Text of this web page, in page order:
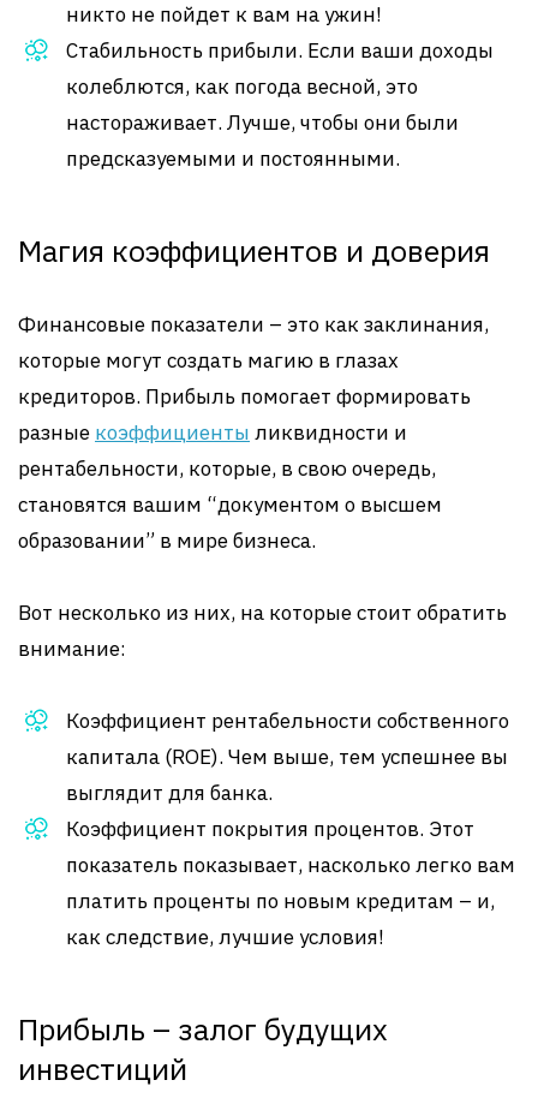
никто не пойдет к вам на ужин!
Стабильность прибыли. Если ваши доходы
колеблются, как погода весной, это
настораживает. Лучше, чтобы они были
предсказуемыми и постоянными.
Магия коэффициентов и доверия
Финансовые показатели – это как заклинания,
которые могут создать магию в глазах
кредиторов. Прибыль помогает формировать
разные коэффициенты ликвидности и
рентабельности, которые, в свою очередь,
становятся вашим “документом о высшем
образовании” в мире бизнеса.
Вот несколько из них, на которые стоит обратить
внимание:
Коэффициент рентабельности собственного
капитала (ROE). Чем выше, тем успешнее вы
выглядит для банка.
Коэффициент покрытия процентов. Этот
показатель показывает, насколько легко вам
платить проценты по новым кредитам – и,
как следствие, лучшие условия!
Прибыль – залог будущих
инвестиций